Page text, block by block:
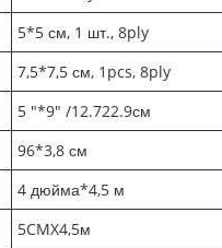
5*5 см, 1 шт., 8ply
7,5*7,5 см, 1pcs, 8ply
5 "*9" /12.722.9см
96*3,8 см
4 дюйма*4,5 м
5CMX4,5м